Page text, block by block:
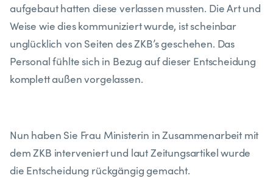
aufgebaut hatten diese verlassen mussten. Die Art und
Weise wie dies kommuniziert wurde, ist scheinbar
unglücklich von Seiten des ZKB’s geschehen. Das
Personal fühlte sich in Bezug auf dieser Entscheidung
komplett außen vorgelassen.
Nun haben Sie Frau Ministerin in Zusammenarbeit mit
dem ZKB interveniert und laut Zeitungsartikel wurde
die Entscheidung rückgängig gemacht.